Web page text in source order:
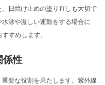
日焼け止めの塗り直しも大切で
泳や激しい運動をする場合に
すめします。
係性
要な役割を果たします。紫外線